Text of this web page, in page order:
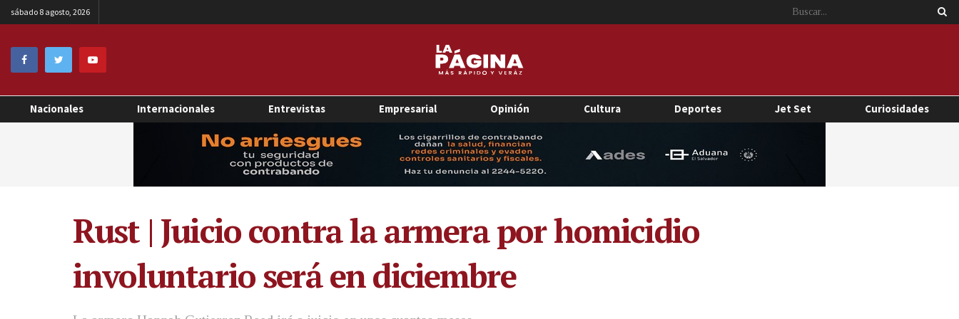
sábado 8 agosto, 2026
Nacionales Internacionales Entrevistas Empresarial Opinión Cultura Deportes Jet Set Curiosidades
Rust | Juicio contra la armera por homicidio
involuntario será en diciembre